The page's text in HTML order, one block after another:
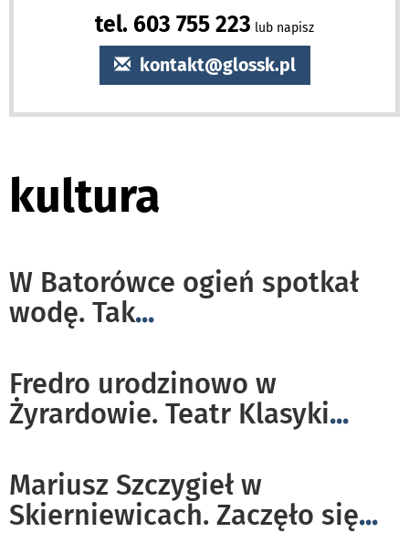
tel. 603 755 223 lub napisz
kontakt@glossk.pl
kultura
W Batorówce ogień spotkał
wodę. Tak...
Fredro urodzinowo w
Żyrardowie. Teatr Klasyki...
Mariusz Szczygieł w
Skierniewicach. Zaczęło się...